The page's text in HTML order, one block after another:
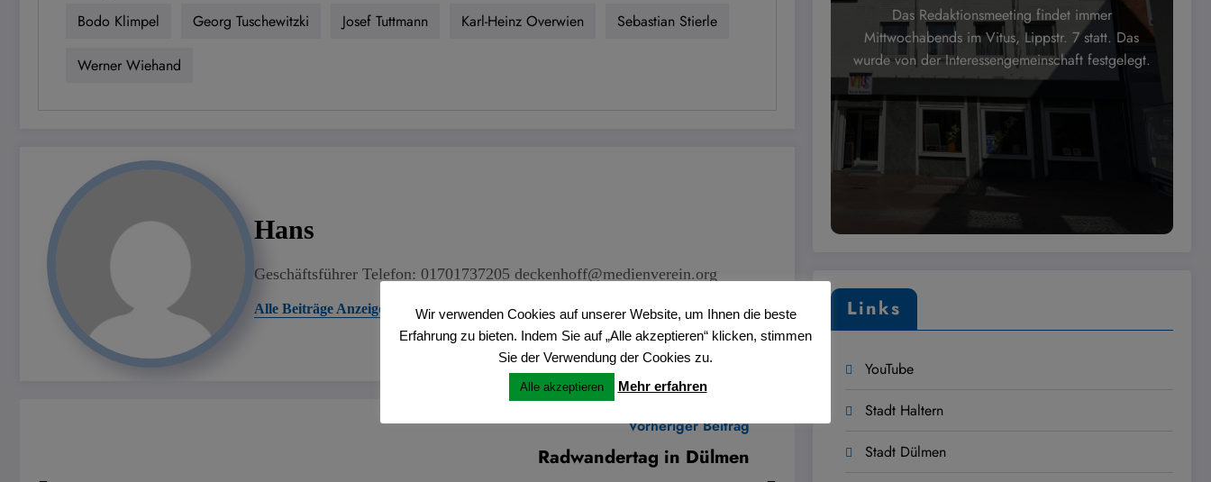
Bodo Klimpel Georg Tuschewitzki Josef Tuttmann Karl-Heinz Overwien Sebastian Stierle
Werner Wiehand
Hans
Geschäftsführer Telefon: 01701737205 deckenhoff@medienverein.org
Alle Beiträge Anzeigen
Vorheriger Beitrag
Radwandertag in Dülmen
Das Redaktionsmeeting findet immer
Mittwochabends im Vitus, Lippstr. 7 statt. Das
wurde von der Interessengemeinschaft festgelegt.
Links
YouTube
Stadt Haltern
Stadt Dülmen
Wir verwenden Cookies auf unserer Website, um Ihnen die beste
Erfahrung zu bieten. Indem Sie auf „Alle akzeptieren“ klicken, stimmen
Sie der Verwendung der Cookies zu.
Alle akzeptieren Mehr erfahren